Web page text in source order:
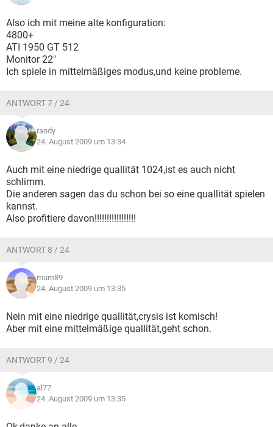
Also ich mit meine alte konfiguration:
4800+
ATI 1950 GT 512
Monitor 22"
Ich spiele in mittelmäßiges modus,und keine probleme.
ANTWORT 7 / 24
randy
24. August 2009 um 13:34
Auch mit eine niedrige quallität 1024,ist es auch nicht
schlimm.
Die anderen sagen das du schon bei so eine quallität spielen
kannst.
Also profitiere davon!!!!!!!!!!!!!!!!!
ANTWORT 8 / 24
mum89
24. August 2009 um 13:35
Nein mit eine niedrige quallität,crysis ist komisch!
Aber mit eine mittelmäßige quallität,geht schon.
ANTWORT 9 / 24
al77
24. August 2009 um 13:35